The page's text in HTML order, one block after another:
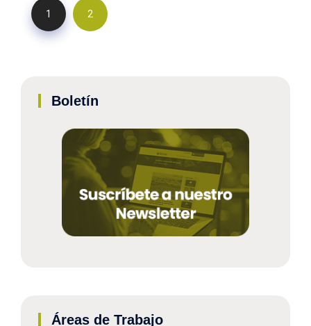
1 2
Boletín
Áreas de Trabajo